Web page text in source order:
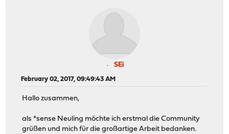
SEi
February 02, 2017, 09:49:43 AM
Hallo zusammen,
als *sense Neuling möchte ich erstmal die Community
grüßen und mich für die großartige Arbeit bedanken.